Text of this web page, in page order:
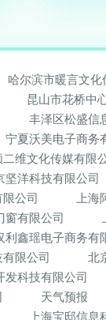
哈尔滨市暖言文化
昆山市花桥中
丰泽区松盛信
宁夏沃美电子商务
维文化传媒有限
坚洋科技有限公司
公司
上
窗有限公司
利鑫瑶电子商务有
有限公司
北
发科技有限公司
天气预报
上海宝邸信息